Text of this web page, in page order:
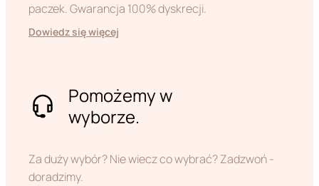
paczek. Gwarancja 100% dyskrecji.
Dowiedz się więcej
Pomożemy w
wyborze.
Za duży wybór? Nie wiecz co wybrać? Zadzwoń -
doradzimy.